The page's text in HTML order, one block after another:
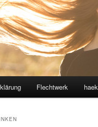
Flechtwerk